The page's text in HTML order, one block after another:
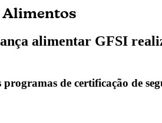
Alimentos
alimentar GFSI
de certificação de